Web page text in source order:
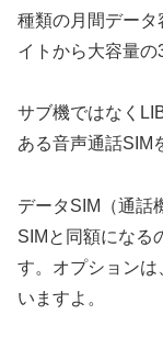
種類の月間データ
イトから大容量の
サブ機ではなく
ある音声通話SIM
データSIM（通話
SIMと同額になる
す。オプションは
いますよ。